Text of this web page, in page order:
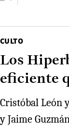
CULTO
Los
eficiente
Cristóbal León
y Jaime